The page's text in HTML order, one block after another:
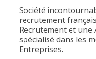
Société
recrutement
Recrutement et une
spécialisé dans les
Entreprises.